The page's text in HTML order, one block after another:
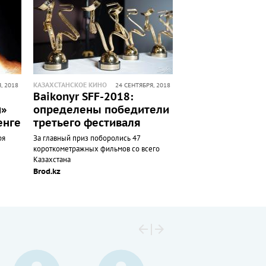
2018 КАЗАХСТАНСКОЕ КИНО 24 СЕНТЯБРЯ, 2018
Baikonyr SFF-2018:
определены победители
третьего фестиваля
За главный приз поборолись 47
короткометражных фильмов со всего
Казахстана
Brod.kz